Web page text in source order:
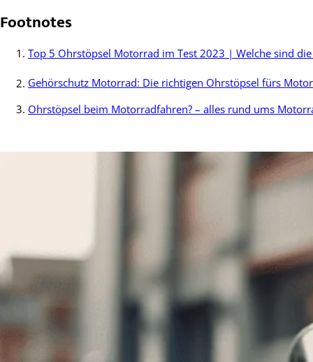
Footnotes
Top 5 Ohrstöpsel Motorrad im Test 2023 | Welche sind die
Gehörschutz Motorrad: Die richtigen Ohrstöpsel fürs
Ohrstöpsel beim Motorradfahren? – alles rund ums